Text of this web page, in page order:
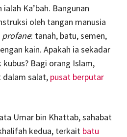
Ka’bah. Bangunan
oleh tangan manusia
profane: tanah, batu, semen,
kain. Apakah ia sekadar
Bagi orang Islam,
salat, pusat berputar
Umar bin Khattab, sahabat
kedua, terkait batu